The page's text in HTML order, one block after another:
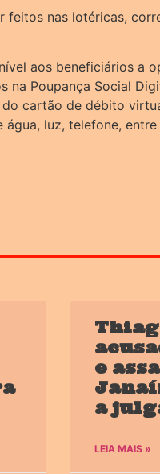
feitos nas lotéricas,
aos beneficiários a
na Poupança Social
cartão de débito
luz, telefone,
e
a
LEIA MAIS »